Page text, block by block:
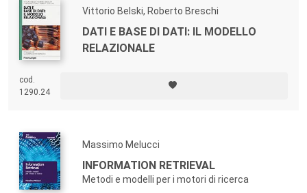
Vittorio Belski, Roberto Breschi
DATI E BASE DI DATI: IL MODELLO
RELAZIONALE
cod.
1290.24
Massimo Melucci
INFORMATION RETRIEVAL
Metodi e modelli per i motori di ricerca